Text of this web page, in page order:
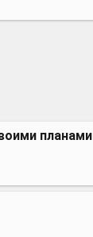
планами